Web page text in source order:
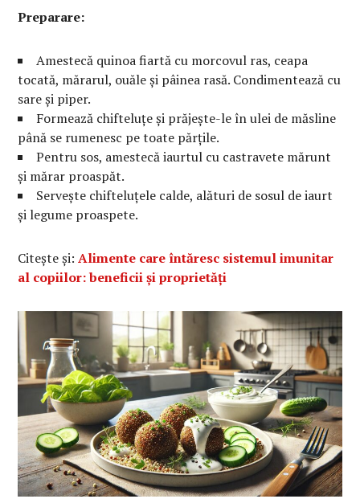
Preparare:
Amestecă quinoa fiartă cu morcovul ras, ceapa
tocată, mărarul, ouăle și pâinea rasă. Condimentează cu
sare și piper.
Formează chifteluțe și prăjește-le în ulei de măsline
până se rumenesc pe toate părțile.
Pentru sos, amestecă iaurtul cu castravete mărunt
și mărar proaspăt.
Servește chifteluțele calde, alături de sosul de iaurt
și legume proaspete.
Citește și:Alimente care întăresc sistemul imunitar
al copiilor: beneficii și proprietăți